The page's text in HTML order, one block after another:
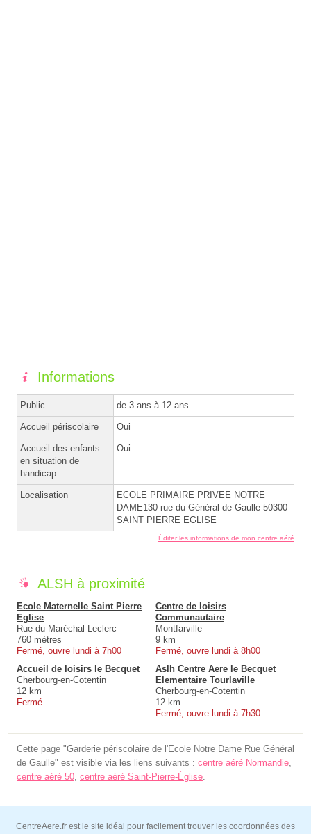
Informations
Public de 3 ans à 12 ans
Accueil périscolaire Oui
Accueil des enfants
en situation de
handicap
Oui
Localisation
ECOLE PRIMAIRE PRIVEE NOTRE
DAME130 rue du Général de Gaulle 50300
SAINT PIERRE EGLISE
Éditer les informations de mon centre aéré
ALSH à proximité
Ecole Maternelle Saint Pierre
Eglise
Rue du Maréchal Leclerc
760 mètres
Fermé, ouvre lundi à 7h00
Centre de loisirs
Communautaire
Montfarville
9 km
Fermé, ouvre lundi à 8h00
Accueil de loisirs le Becquet
Cherbourg-en-Cotentin
12 km
Fermé
Aslh Centre Aere le Becquet
Elementaire Tourlaville
Cherbourg-en-Cotentin
12 km
Fermé, ouvre lundi à 7h30
Cette page "Garderie périscolaire de l'Ecole Notre Dame Rue Général
de Gaulle" est visible via les liens suivants : centre aéré Normandie,
centre aéré 50, centre aéré Saint-Pierre-Église.
CentreAere.fr est le site idéal pour facilement trouver les coordonnées des